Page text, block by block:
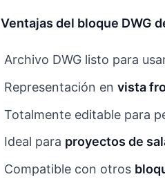
Ventajas del bloque DWG
Archivo DWG listo para
Representación envista
Totalmente editable para
Ideal para proyectos de
Compatible con otros